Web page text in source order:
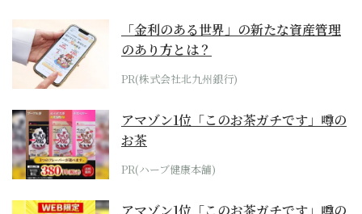
「金利のある世界」の新たな資産管理
のあり方とは？
PR(株式会社北九州銀行)
アマゾン1位「このお茶ガチです」噂の
お茶
PR(ハーブ健康本舗)
アマゾン1位「このお茶ガチです」噂の